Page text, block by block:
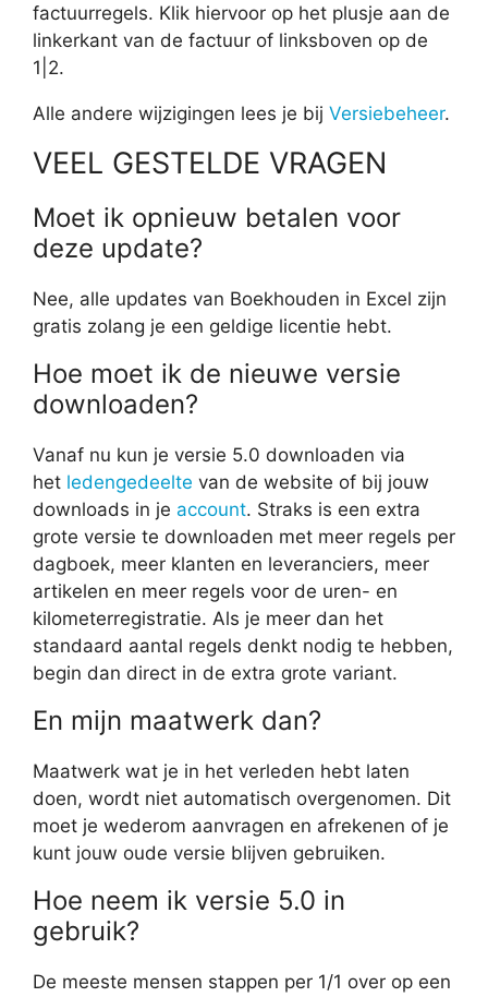
factuurregels. Klik hiervoor op het plusje aan de
linkerkant van de factuur of linksboven op de
1|2.
Alle andere wijzigingen lees je bij Versiebeheer.
VEEL GESTELDE VRAGEN
Moet ik opnieuw betalen voor
deze update?
Nee, alle updates van Boekhouden in Excel zijn
gratis zolang je een geldige licentie hebt.
Hoe moet ik de nieuwe versie
downloaden?
Vanaf nu kun je versie 5.0 downloaden via
het ledengedeelte van de website of bij jouw
downloads in je account. Straks is een extra
grote versie te downloaden met meer regels per
dagboek, meer klanten en leveranciers, meer
artikelen en meer regels voor de uren- en
kilometerregistratie. Als je meer dan het
standaard aantal regels denkt nodig te hebben,
begin dan direct in de extra grote variant.
En mijn maatwerk dan?
Maatwerk wat je in het verleden hebt laten
doen, wordt niet automatisch overgenomen. Dit
moet je wederom aanvragen en afrekenen of je
kunt jouw oude versie blijven gebruiken.
Hoe neem ik versie 5.0 in
gebruik?
De meeste mensen stappen per 1/1 over op een